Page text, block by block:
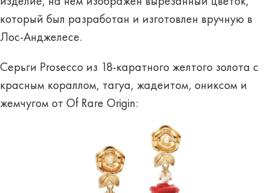
который был разработан и изготовлен вручную в
Лос-Анджелесе.
Серьги Prosecco из 18-каратного желтого золота с
красным кораллом, тагуа, жадеитом, ониксом и
жемчугом от Of Rare Origin: